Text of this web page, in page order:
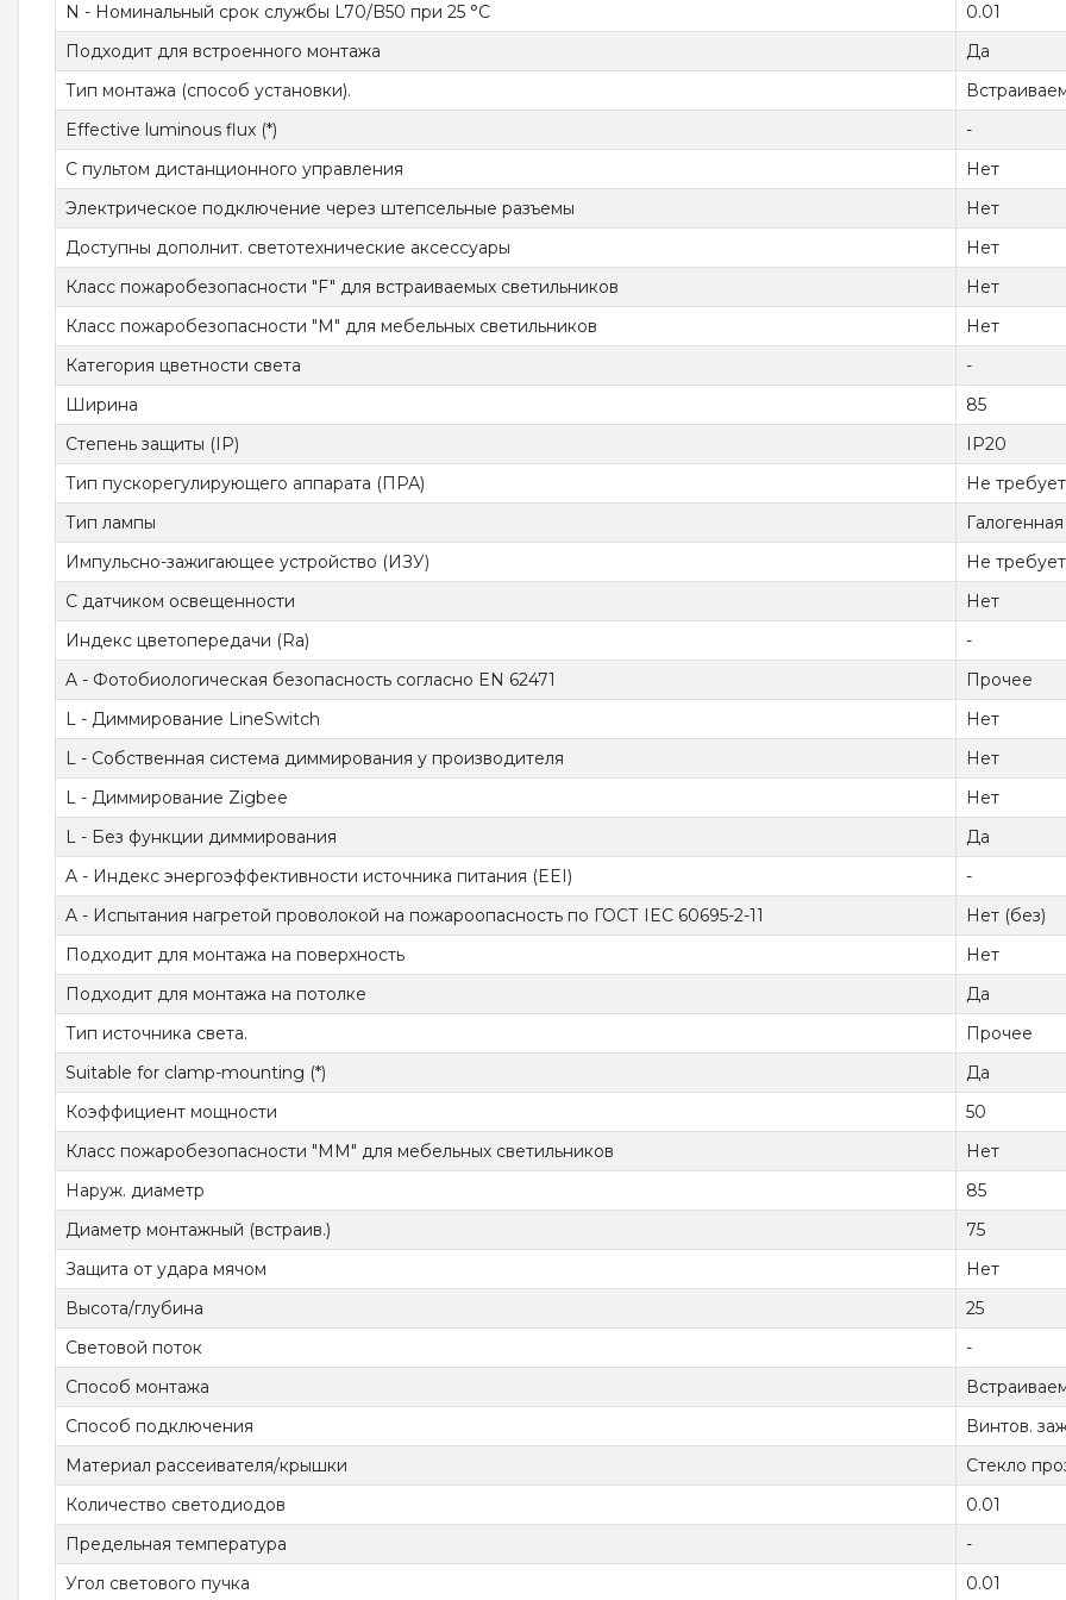
N - Номинальный срок службы L70/B50 при 25 °C
0.01
Подходит для встроенного монтажа
Да
Тип монтажа (способ установки).
Effective luminous flux (*)
-
С пультом дистанционного управления
Нет
Электрическое подключение через штепсельные разъемы
Нет
Доступны дополнит. светотехнические аксессуары
Нет
Класс пожаробезопасности "F" для встраиваемых светильников
Нет
Класс пожаробезопасности "М" для мебельных светильников
Нет
Категория цветности света
-
Ширина
85
Степень защиты (IP)
IP20
Тип пускорегулирующего аппарата (ПРА)
Не
Тип лампы
Импульсно-зажигающее устройство (ИЗУ)
Не
С датчиком освещенности
Нет
Индекс цветопередачи (Ra)
-
A - Фотобиологическая безопасность согласно EN 62471
Прочее
L - Диммирование LineSwitch
Нет
L - Собственная система диммирования у производителя
Нет
L - Диммирование Zigbee
Нет
L - Без функции диммирования
Да
A - Индекс энергоэффективности источника питания (EEI)
-
A - Испытания нагретой проволокой на пожароопасность по ГОСТ IEC 60695-2-11
Нет (без)
Подходит для монтажа на поверхность
Нет
Подходит для монтажа на потолке
Да
Тип источника света.
Прочее
Suitable for clamp-mounting (*)
Да
Коэффициент мощности
50
Класс пожаробезопасности "ММ" для мебельных светильников
Нет
Наруж. диаметр
85
Диаметр монтажный (встраив.)
75
Защита от удара мячом
Нет
Высота/глубина
25
Световой поток
-
Способ монтажа
Способ подключения
Винтов.
Материал рассеивателя/крышки
Стекло
Количество светодиодов
0.01
Предельная температура
-
Угол светового пучка
0.01